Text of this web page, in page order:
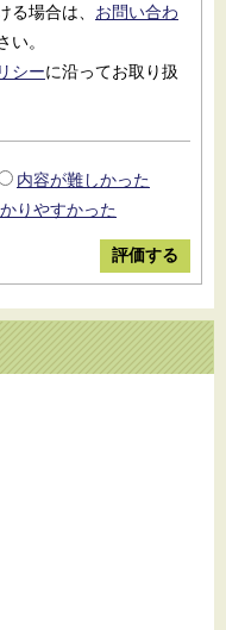
る場合は、 お問い合わ
い。
シーに沿ってお取り扱
内容が難しかった
りやすかった